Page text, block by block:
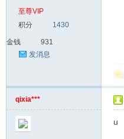
至尊VIP
积分
1430
金钱
931
发消息
qixia***
u